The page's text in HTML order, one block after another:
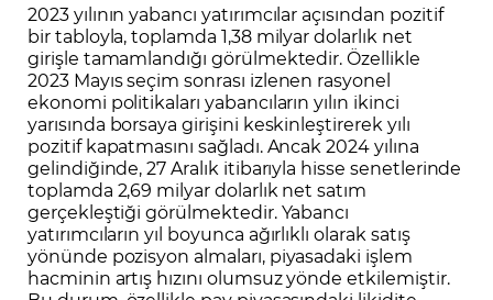
2023 yılının yabancı yatırımcılar açısından pozitif
bir tabloyla, toplamda 1,38 milyar dolarlık net
girişle tamamlandığı görülmektedir. Özellikle
2023 Mayıs seçim sonrası izlenen rasyonel
ekonomi politikaları yabancıların yılın ikinci
yarısında borsaya girişini keskinleştirerek yılı
pozitif kapatmasını sağladı. Ancak 2024 yılına
gelindiğinde, 27 Aralık itibarıyla hisse senetlerinde
toplamda 2,69 milyar dolarlık net satım
gerçekleştiği görülmektedir. Yabancı
yatırımcıların yıl boyunca ağırlıklı olarak satış
yönünde pozisyon almaları, piyasadaki işlem
hacminin artış hızını olumsuz yönde etkilemiştir.